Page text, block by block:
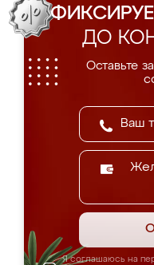
ДО
Оставьте
Я соглашаюсь на